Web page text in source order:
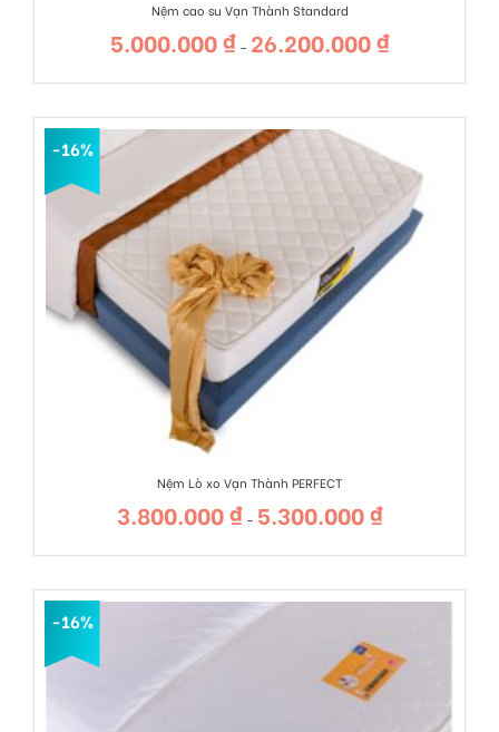
Nệm cao su Vạn Thành Standard
5.000.000₫ – 26.200.000₫Khoảng
giá:
đến
-16%
Nệm Lò xo Vạn Thành PERFECT
3.800.000₫ – 5.300.000₫Khoảng
giá:
đến
-16%